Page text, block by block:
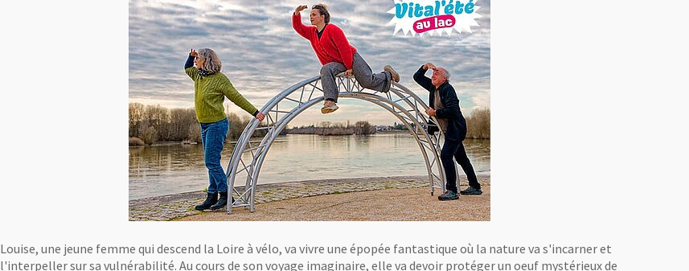
Louise, une jeune femme qui descend la Loire à vélo, va vivre une épopée fantastique où la nature va s'incarner et
l'interpeller sur sa vulnérabilité. Au cours de son voyage imaginaire, elle va devoir protéger un oeuf mystérieux de